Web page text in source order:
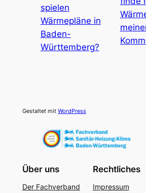
spielen
Wärmepläne in
Baden-
Württemberg?
Gestaltet mit WordPress
Über uns
Der Fachverband
Rechtliches
Impressum